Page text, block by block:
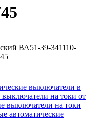
ВА51-39-341110-
выключатели в
на токи от
выключатели на токи
автоматические